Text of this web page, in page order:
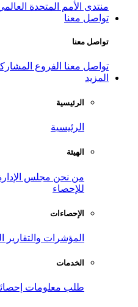
منتدى الأمم المتحدة العالمي
تواصل معنا
تواصل معنا
تواصل معنا الفروع
المزيد
الرئيسية
الرئيسية
الهيئة
من نحن مجلس
للإحصاء
الإحصاءات
المؤشرات والتقارير
الخدمات
طلب معلومات